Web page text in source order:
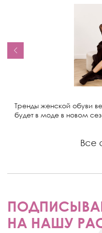
Тренды женской обуви
будет в моде в новом
Все
НА НАШУ